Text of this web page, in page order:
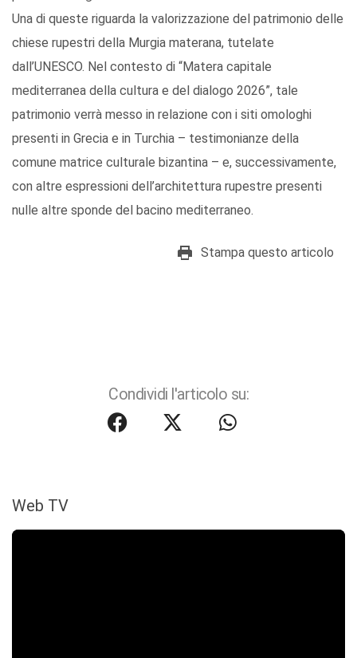
Una di queste riguarda la valorizzazione del patrimonio delle
chiese rupestri della Murgia materana, tutelate
dall’UNESCO. Nel contesto di “Matera capitale
mediterranea della cultura e del dialogo 2026”, tale
patrimonio verrà messo in relazione con i siti omologhi
presenti in Grecia e in Turchia – testimonianze della
comune matrice culturale bizantina – e, successivamente,
con altre espressioni dell’architettura rupestre presenti
nulle altre sponde del bacino mediterraneo.
Stampa questo articolo
Condividi l'articolo su:
Web TV